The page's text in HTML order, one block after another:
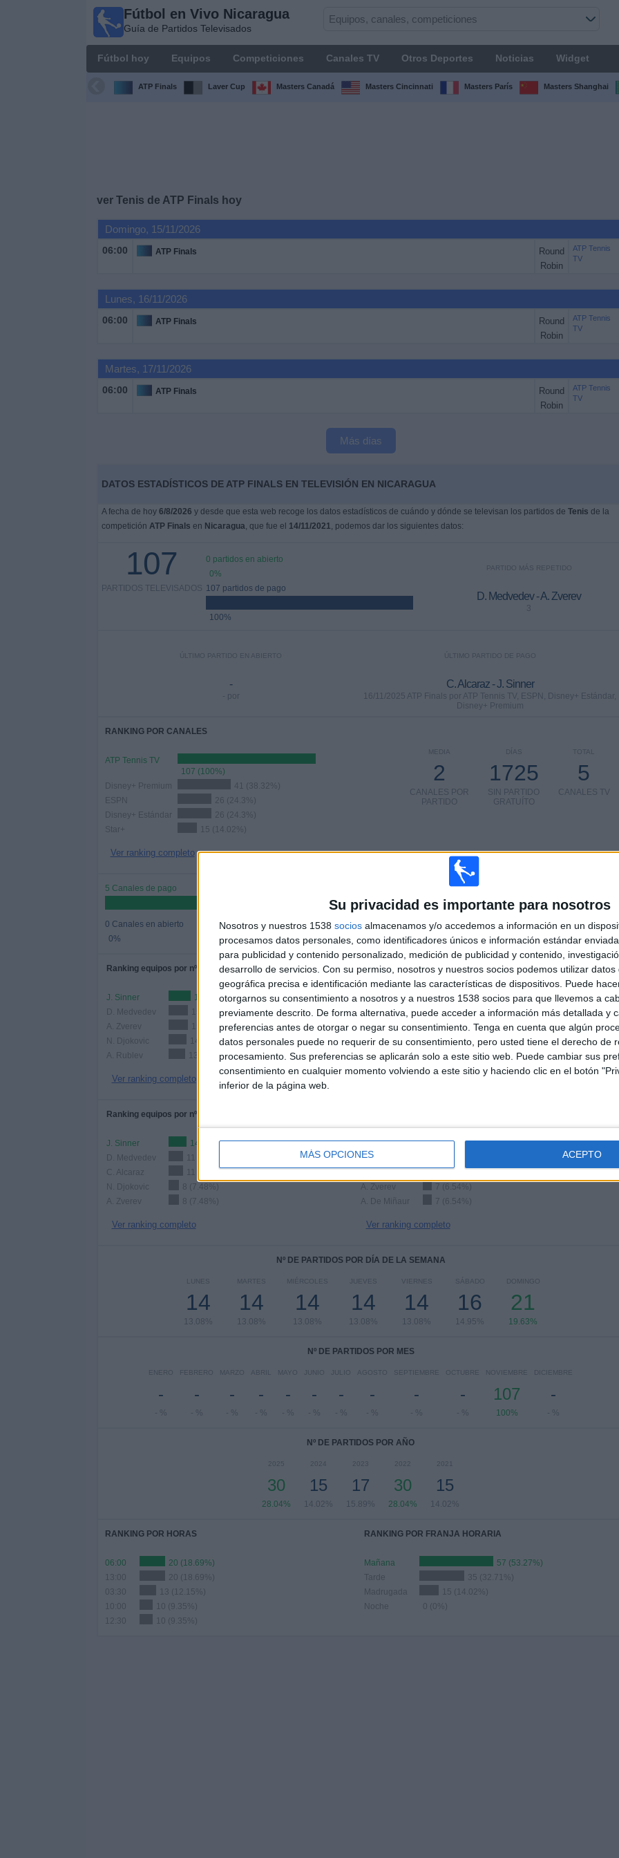
Su privacidad es importante para nosotros
Nosotros y nuestros 1538 socios almacenamos y/o accedemos a información en un
procesamos datos personales, como identificadores únicos e información estándar
para publicidad y contenido personalizado, medición de publicidad y contenido,
desarrollo de servicios. Con su permiso, nosotros y nuestros socios podemos utilizar datos
geográfica precisa e identificación mediante las características de dispositivos. Puede
otorgarnos su consentimiento a nosotros y a nuestros 1538 socios para que llevemos a
previamente descrito. De forma alternativa, puede acceder a información más detallada y
preferencias antes de otorgar o negar su consentimiento. Tenga en cuenta que algún
datos personales puede no requerir de su consentimiento, pero usted tiene el derecho de
procesamiento. Sus preferencias se aplicarán solo a este sitio web. Puede cambiar sus
consentimiento en cualquier momento volviendo a este sitio y haciendo clic en el botón
inferior de la página web.
MÁS OPCIONES ACEPTO
Fútbol en Vivo Nicaragua
Guía de Partidos Televisados
Fútbol hoy Equipos Competiciones Canales TV Otros Deportes Noticias Widget
ATP Finals Laver Cup Masters Canadá Masters Cincinnati Masters París Masters Shanghai
ver Tenis de ATP Finals hoy
Domingo, 15/11/2026
06:00 ATP Finals
Round
Robin
ATP Tennis
TV
Lunes, 16/11/2026
06:00 ATP Finals
Round
Robin
ATP Tennis
TV
Martes, 17/11/2026
06:00 ATP Finals
Round
Robin
ATP Tennis
TV
Más días
DATOS ESTADÍSTICOS DE ATP FINALS EN TELEVISIÓN EN NICARAGUA
A fecha de hoy 6/8/2026 y desde que esta web recoge los datos estadísticos de cuándo y dónde se televisan los partidos de Tenis de la
competición ATP Finals en Nicaragua, que fue el 14/11/2021, podemos dar los siguientes datos:
107
PARTIDOS TELEVISADOS
0 partidos en abierto
0%
107 partidos de pago
100%
PARTIDO MÁS REPETIDO
D. Medvedev - A. Zverev
3
ÚLTIMO PARTIDO EN ABIERTO
-
- por
ÚLTIMO PARTIDO DE PAGO
C. Alcaraz - J. Sinner
16/11/2025 ATP Finals por ATP Tennis TV, ESPN, Disney+ Estándar,
Disney+ Premium
RANKING POR CANALES
ATP Tennis TV
107 (100%)
Disney+ Premium
41 (38.32%)
ESPN
26 (24.3%)
Disney+ Estándar
26 (24.3%)
Star+
15 (14.02%)
Ver ranking completo
TOTAL
5
CANALES TV
DÍAS
1725
SIN PARTIDO
GRATUÍTO
MEDIA
2
CANALES POR
PARTIDO
5 Canales de pago
100%
0 Canales en abierto
0%
5
CANALES
35
Total equipos
Ranking equipos por nº de partidos
J. Sinner
17 (15.89%)
D. Medvedev
15 (14.02%)
A. Zverev
15 (14.02%)
N. Djokovic
14 (13.08%)
A. Rublev
13 (12.15%)
Ver ranking completo
Ranking equipos por nº de partidos en abierto
Ver ranking completo
Ranking equipos por nº de partidos Local
J. Sinner
14 (13.08%)
D. Medvedev
C. Alcaraz
N. Djokovic
8 (7.48%)
A. Zverev
8 (7.48%)
Ver ranking completo
A. Rublev
10 (9.35%)
T. Fritz
A. Zverev
7 (6.54%)
A. De Miñaur
7 (6.54%)
Ver ranking completo
Nº DE PARTIDOS POR DÍA DE LA SEMANA
LUNES
14
13.08%
MARTES
14
13.08%
MIÉRCOLES
14
13.08%
JUEVES
14
13.08%
VIERNES
14
13.08%
SÁBADO
16
14.95%
DOMINGO
21
19.63%
Nº DE PARTIDOS POR MES
ENERO
-
- %
FEBRERO
-
- %
MARZO
-
- %
ABRIL
-
- %
MAYO
-
- %
JUNIO
-
- %
JULIO
-
- %
AGOSTO
-
- %
SEPTIEMBRE
-
- %
OCTUBRE
-
- %
NOVIEMBRE
107
100%
DICIEMBRE
-
- %
Nº DE PARTIDOS POR AÑO
2025
30
28.04%
2024
15
14.02%
2023
17
15.89%
2022
30
28.04%
2021
15
14.02%
RANKING POR HORAS
06:00
20 (18.69%)
13:00
20 (18.69%)
03:30
13 (12.15%)
10 (9.35%)
12:30
10 (9.35%)
RANKING POR FRANJA HORARIA
Mañana
57 (53.27%)
Tarde
35 (32.71%)
Madrugada
15 (14.02%)
Noche
0 (0%)
Fútbol en
Nicaragua